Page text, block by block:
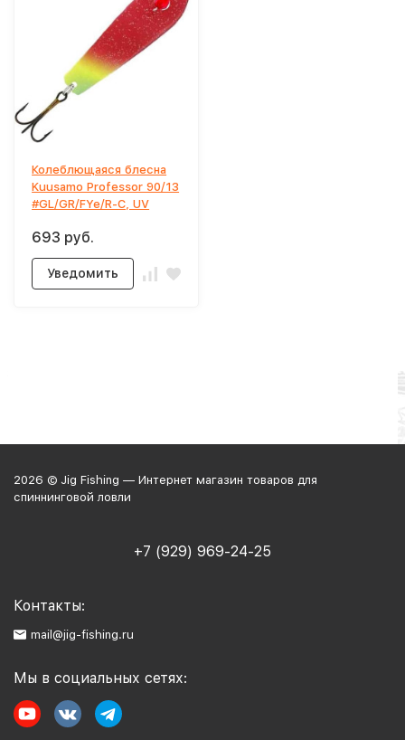
Колеблющаяся блесна
Kuusamo Professor 90/13
#GL/GR/FYe/R-C, UV
693 руб.
Уведомить
2026 © Jig Fishing — Интернет магазин товаров для
спиннинговой ловли
+7 (929) 969-24-25
Контакты:
mail@jig-fishing.ru
Мы в социальных сетях: